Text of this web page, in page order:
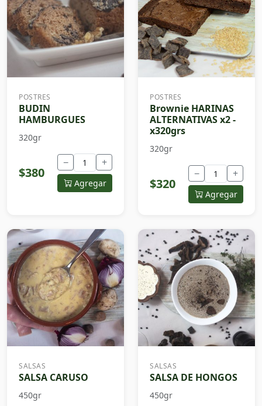
POSTRES
BUDIN
HAMBURGUES
320gr
$380
− +
Agregar
POSTRES
Brownie HARINAS
ALTERNATIVAS x2 -
x320grs
320gr
$320
− +
Agregar
SALSAS
SALSA CARUSO
450gr
SALSAS
SALSA DE HONGOS
450gr